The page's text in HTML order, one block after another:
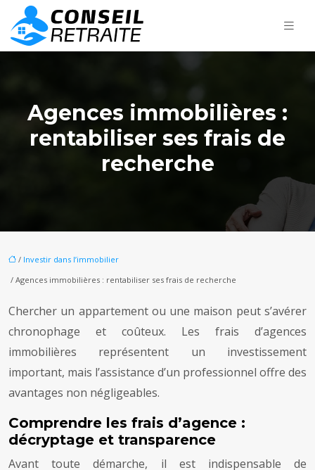
Agences immobilières :
rentabiliser ses frais de
recherche
/ Investir dans l’immobilier
/ Agences immobilières : rentabiliser ses frais de recherche
Chercher un appartement ou une maison peut s’avérer
chronophage et coûteux. Les frais d’agences
immobilières représentent un investissement
important, mais l’assistance d’un professionnel offre des
avantages non négligeables.
Comprendre les frais d’agence :
décryptage et transparence
Avant toute démarche, il est indispensable de